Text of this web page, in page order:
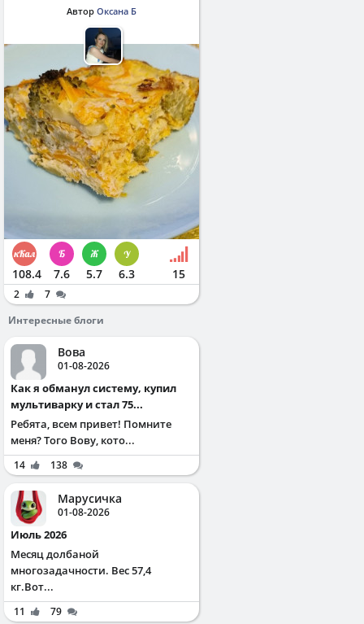
Автор Оксана Б
108.4 7.6 5.7 6.3 15
2
7
Интересные блоги
Вова
01-08-2026
Как я обманул систему, купил
мультиварку и стал 75...
Ребята, всем привет! Помните
меня? Того Вову, кото...
14 138
Марусичка
01-08-2026
Июль 2026
Месяц долбаной
многозадачности. Вес 57,4
кг.Вот...
11 79